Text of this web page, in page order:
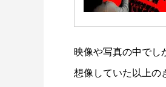
映像や写真の中でし
想像していた以上の